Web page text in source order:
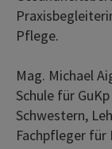
Pflege.
Mag. Michael
Schule für
Schwestern,
Fachpfleger